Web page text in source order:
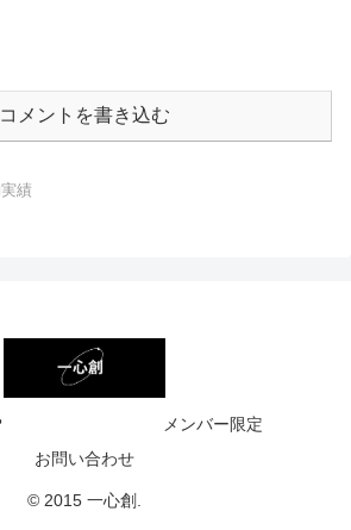
コメントを書き込む
績
メンバー限定
お問い合わせ
© 2015 一心創.